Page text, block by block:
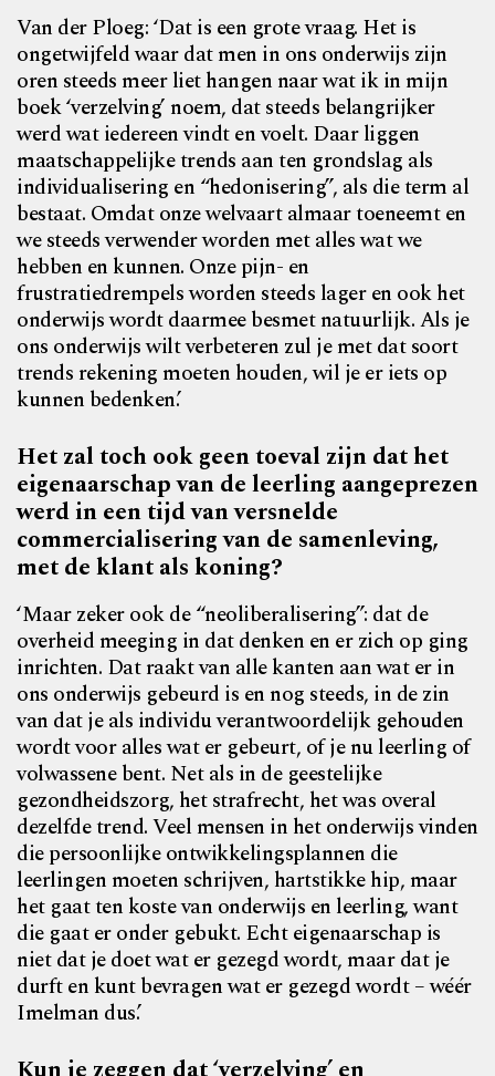
Van der Ploeg: ‘Dat is een grote vraag. Het is
ongetwijfeld waar dat men in ons onderwijs zijn
oren steeds meer liet hangen naar wat ik in mijn
boek ‘verzelving’ noem, dat steeds belangrijker
werd wat iedereen vindt en voelt. Daar liggen
maatschappelijke trends aan ten grondslag als
individualisering en “hedonisering”, als die term al
bestaat. Omdat onze welvaart almaar toeneemt en
we steeds verwender worden met alles wat we
hebben en kunnen. Onze pijn- en
frustratiedrempels worden steeds lager en ook het
onderwijs wordt daarmee besmet natuurlijk. Als je
ons onderwijs wilt verbeteren zul je met dat soort
trends rekening moeten houden, wil je er iets op
kunnen bedenken.’
Het zal toch ook geen toeval zijn dat het
eigenaarschap van de leerling aangeprezen
werd in een tijd van versnelde
commercialisering van de samenleving,
met de klant als koning?
‘Maar zeker ook de “neoliberalisering”: dat de
overheid meeging in dat denken en er zich op ging
inrichten. Dat raakt van alle kanten aan wat er in
ons onderwijs gebeurd is en nog steeds, in de zin
van dat je als individu verantwoordelijk gehouden
wordt voor alles wat er gebeurt, of je nu leerling of
volwassene bent. Net als in de geestelijke
gezondheidszorg, het strafrecht, het was overal
dezelfde trend. Veel mensen in het onderwijs vinden
die persoonlijke ontwikkelingsplannen die
leerlingen moeten schrijven, hartstikke hip, maar
het gaat ten koste van onderwijs en leerling, want
die gaat er onder gebukt. Echt eigenaarschap is
niet dat je doet wat er gezegd wordt, maar dat je
durft en kunt bevragen wat er gezegd wordt – wéér
Imelman dus.’